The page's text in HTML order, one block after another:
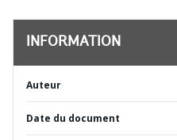
INFORMATION
Auteur
Date du document